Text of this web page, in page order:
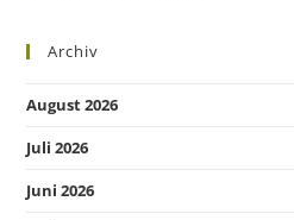
Archiv
August 2026
Juli 2026
Juni 2026